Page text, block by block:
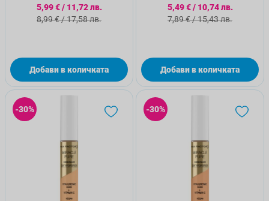
Специална цена
5,99 €/ 11,72 лв.
Стандартна цена
8,99 €/17,58 лв.
Добави в количката
Специална цена
5,49 €/ 10,74 лв.
Стандартна цена
7,89 €/15,43 лв.
Добави в количката
-30% -30%